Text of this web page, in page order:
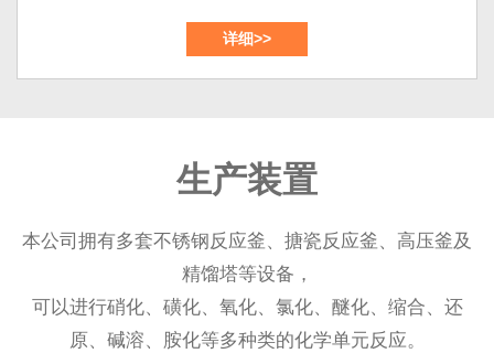
联苯项目、年产1500吨的1,2-苯并异噻唑啉-3-酮（BIT）项
目，年产700吨的3,5-二氯苯甲酰氯项目，年产1000吨间苯二
详细>>
生产装置
本公司拥有多套不锈钢反应釜、搪瓷反应釜、高压釜及
精馏塔等设备，
可以进行硝化、磺化、氧化、氯化、醚化、缩合、还
原、碱溶、胺化等多种类的化学单元反应。